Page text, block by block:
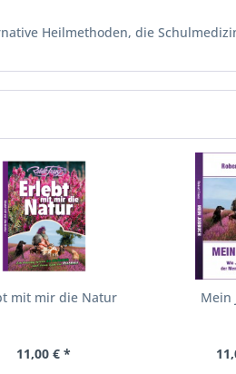
Heilmethoden, die
mit mir die Natur
11,00 € *
Mein